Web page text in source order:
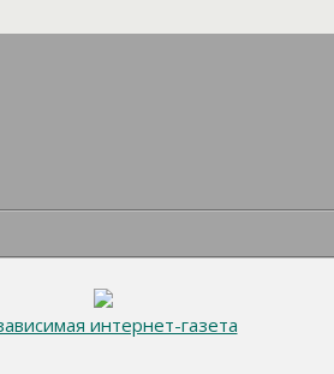
интернет-газета